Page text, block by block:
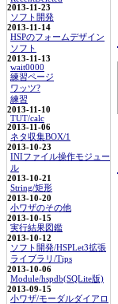
2013-11-23
ソフト開発
2013-11-14
HSPのフォームデザイン
ソフト
2013-11-13
wait0000
練習ページ
ワッツ?
練習
2013-11-10
TUT/calc
2013-11-06
ネタ収集BOX/1
2013-10-23
INIファイル操作モジュー
ル
2013-10-21
String/矩形
2013-10-20
小ワザのその他
2013-10-15
実行結果図鑑
2013-10-12
ソフト開発/HSPLet3拡張
ライブラリ/Tips
2013-10-06
Module/hspdb(SQLite版)
2013-09-15
小ワザ/モーダルダイアロ